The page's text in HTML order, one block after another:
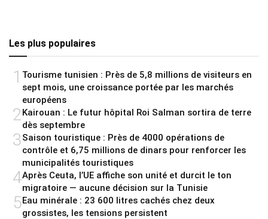
Les plus populaires
1 Tourisme tunisien : Près de 5,8 millions de visiteurs en
sept mois, une croissance portée par les marchés
européens
2 Kairouan : Le futur hôpital Roi Salman sortira de terre
dès septembre
3Saison touristique : Près de 4000 opérations de
contrôle et 6,75 millions de dinars pour renforcer les
municipalités touristiques
4Après Ceuta, l’UE affiche son unité et durcit le ton
migratoire — aucune décision sur la Tunisie
5Eau minérale : 23 600 litres cachés chez deux
grossistes, les tensions persistent